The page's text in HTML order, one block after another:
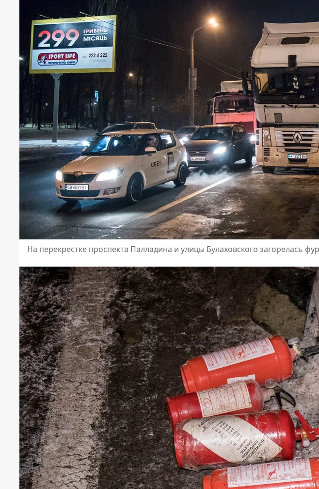
На перекрестке проспекта Палладина и улицы Булаховского загорелась